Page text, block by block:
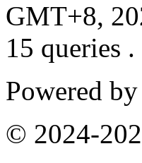
GMT+8,
15 queries .
Powered
© 2024-